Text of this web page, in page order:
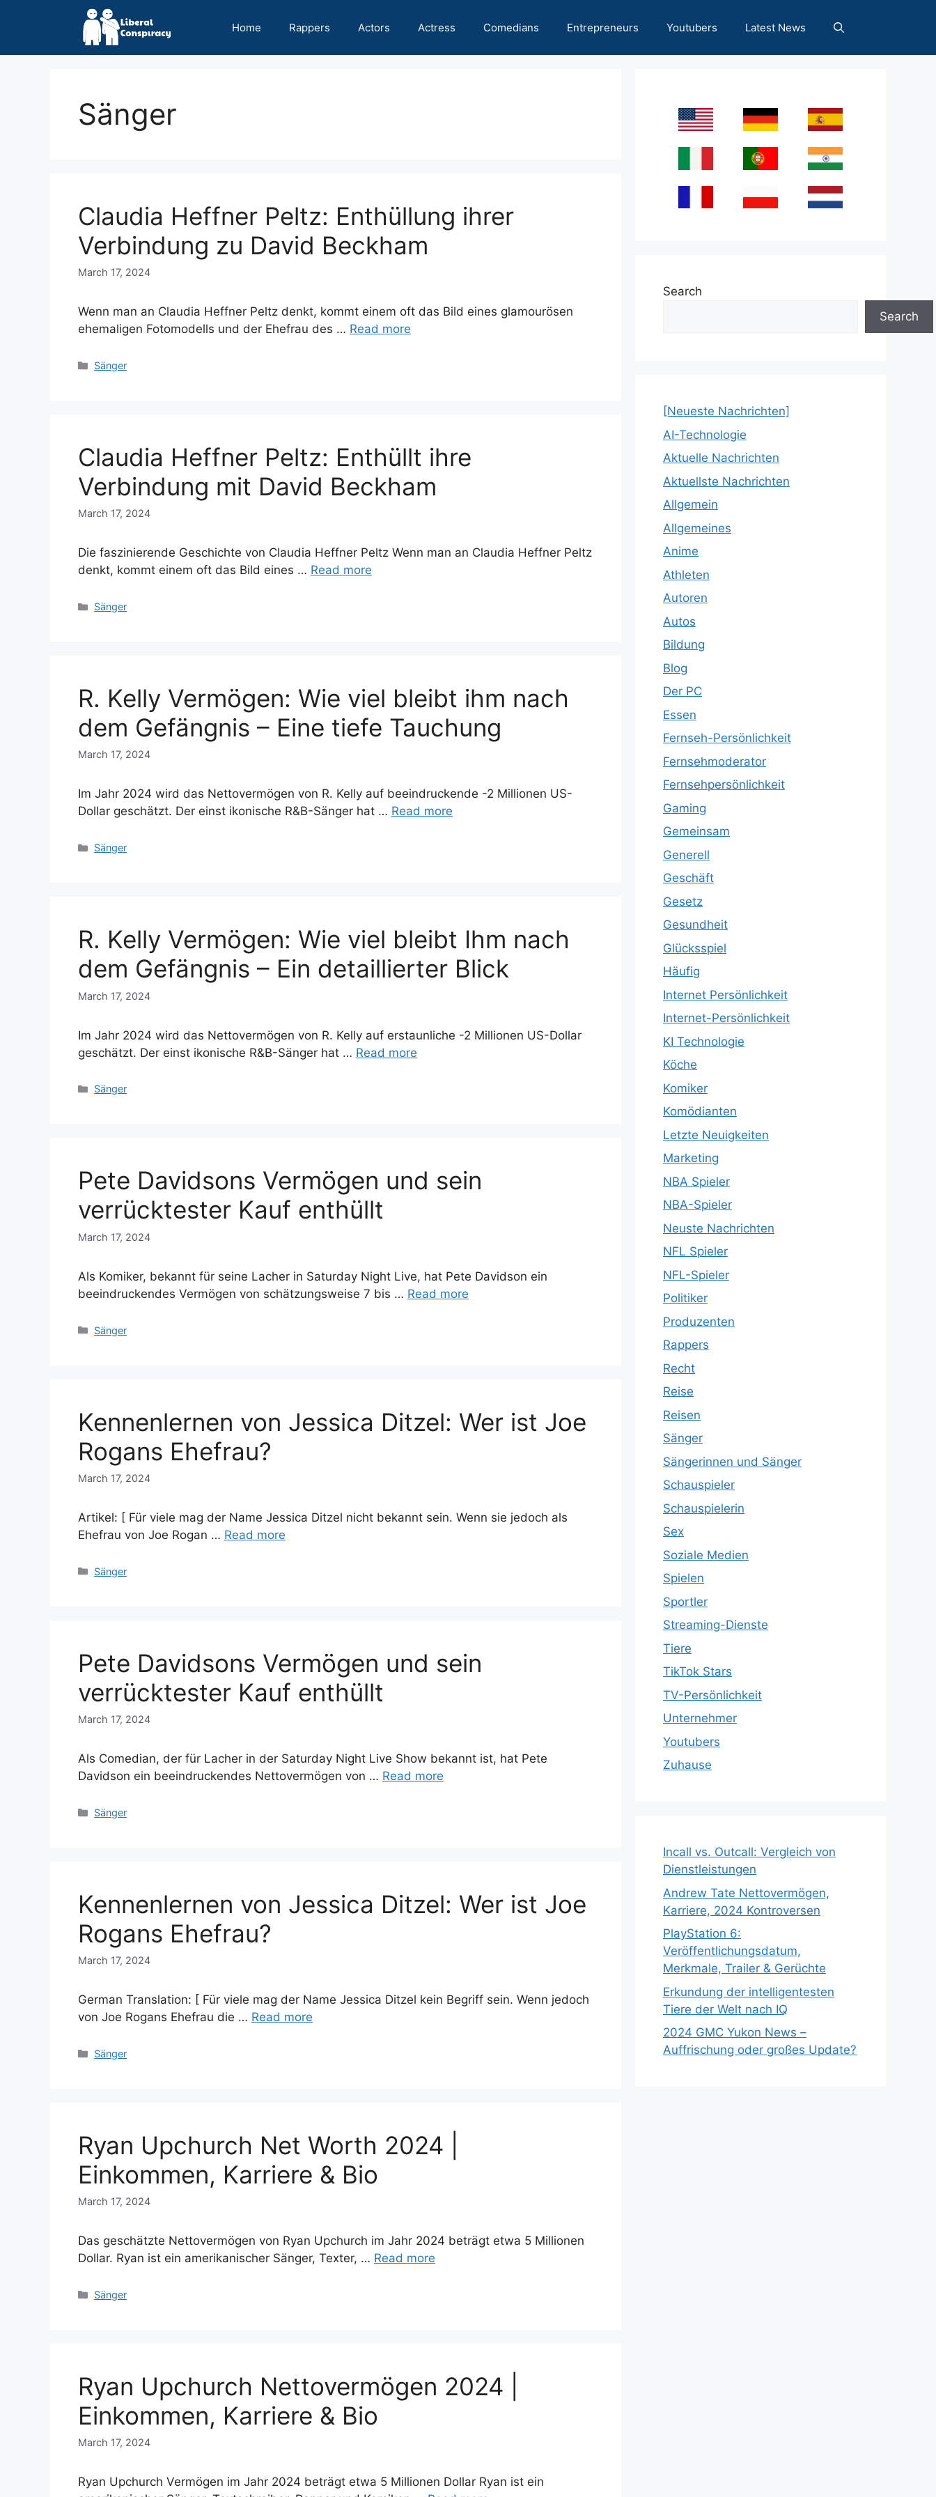
Home Rappers Actors Actress Comedians Entrepreneurs Youtubers Latest News
Sänger
Claudia Heffner Peltz: Enthüllung ihrer
Verbindung zu David Beckham
March 17, 2024
Wenn man an Claudia Heffner Peltz denkt, kommt einem oft das Bild eines glamourösen
ehemaligen Fotomodells und der Ehefrau des … Read more
Categories
Sänger
Claudia Heffner Peltz: Enthüllt ihre
Verbindung mit David Beckham
March 17, 2024
Die faszinierende Geschichte von Claudia Heffner Peltz Wenn man an Claudia Heffner Peltz
denkt, kommt einem oft das Bild eines … Read more
Categories
Sänger
R. Kelly Vermögen: Wie viel bleibt ihm nach
dem Gefängnis – Eine tiefe Tauchung
March 17, 2024
Im Jahr 2024 wird das Nettovermögen von R. Kelly auf beeindruckende -2 Millionen US-
Dollar geschätzt. Der einst ikonische R&B-Sänger hat … Read more
Categories
Sänger
R. Kelly Vermögen: Wie viel bleibt Ihm nach
dem Gefängnis – Ein detaillierter Blick
March 17, 2024
Im Jahr 2024 wird das Nettovermögen von R. Kelly auf erstaunliche -2 Millionen US-Dollar
geschätzt. Der einst ikonische R&B-Sänger hat … Read more
Categories
Sänger
Pete Davidsons Vermögen und sein
verrücktester Kauf enthüllt
March 17, 2024
Als Komiker, bekannt für seine Lacher in Saturday Night Live, hat Pete Davidson ein
beeindruckendes Vermögen von schätzungsweise 7 bis … Read more
Categories
Sänger
Kennenlernen von Jessica Ditzel: Wer ist Joe
Rogans Ehefrau?
March 17, 2024
Artikel: [ Für viele mag der Name Jessica Ditzel nicht bekannt sein. Wenn sie jedoch als
Ehefrau von Joe Rogan … Read more
Categories
Sänger
Pete Davidsons Vermögen und sein
verrücktester Kauf enthüllt
March 17, 2024
Als Comedian, der für Lacher in der Saturday Night Live Show bekannt ist, hat Pete
Davidson ein beeindruckendes Nettovermögen von … Read more
Categories
Sänger
Kennenlernen von Jessica Ditzel: Wer ist Joe
Rogans Ehefrau?
March 17, 2024
German Translation: [ Für viele mag der Name Jessica Ditzel kein Begriff sein. Wenn jedoch
von Joe Rogans Ehefrau die … Read more
Categories
Sänger
Ryan Upchurch Net Worth 2024 |
Einkommen, Karriere & Bio
March 17, 2024
Das geschätzte Nettovermögen von Ryan Upchurch im Jahr 2024 beträgt etwa 5 Millionen
Dollar. Ryan ist ein amerikanischer Sänger, Texter, … Read more
Categories
Sänger
Ryan Upchurch Nettovermögen 2024 |
Einkommen, Karriere & Bio
March 17, 2024
Ryan Upchurch Vermögen im Jahr 2024 beträgt etwa 5 Millionen Dollar Ryan ist ein
Search
Search
[Neueste Nachrichten]
AI-Technologie
Aktuelle Nachrichten
Aktuellste Nachrichten
Allgemein
Allgemeines
Anime
Athleten
Autoren
Autos
Bildung
Blog
Der PC
Essen
Fernseh-Persönlichkeit
Fernsehmoderator
Fernsehpersönlichkeit
Gaming
Gemeinsam
Generell
Geschäft
Gesetz
Gesundheit
Glücksspiel
Häufig
Internet Persönlichkeit
Internet-Persönlichkeit
KI Technologie
Köche
Komiker
Komödianten
Letzte Neuigkeiten
Marketing
NBA Spieler
NBA-Spieler
Neuste Nachrichten
NFL Spieler
NFL-Spieler
Politiker
Produzenten
Rappers
Recht
Reise
Reisen
Sänger
Sängerinnen und Sänger
Schauspieler
Schauspielerin
Sex
Soziale Medien
Spielen
Sportler
Streaming-Dienste
Tiere
TikTok Stars
TV-Persönlichkeit
Unternehmer
Youtubers
Zuhause
Incall vs. Outcall: Vergleich von
Dienstleistungen
Andrew Tate Nettovermögen,
Karriere, 2024 Kontroversen
PlayStation 6:
Veröffentlichungsdatum,
Merkmale, Trailer & Gerüchte
Erkundung der intelligentesten
Tiere der Welt nach IQ
2024 GMC Yukon News –
Auffrischung oder großes Update?